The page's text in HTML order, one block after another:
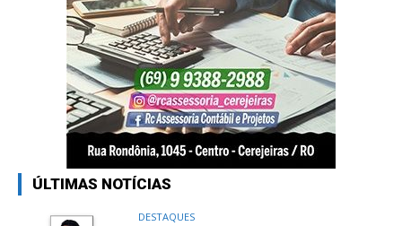
ÚLTIMAS NOTÍCIAS
DESTAQUES